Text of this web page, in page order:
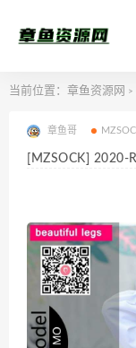
当前位置： 章鱼资源网 >
章鱼哥
[MZSOCK] 2020-